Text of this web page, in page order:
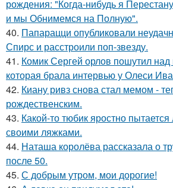
рождения: "Когда-нибудь я
и мы Обнимемся на Полную".
40. Папарацци опубликовали
Спирс и расстроили поп-звезду.
41. Комик Сергей орлов пошутил
которая брала интервью у Олеси
42. Киану ривз снова стал мемом -
рождественским.
43. Какой-то тюбик яростно пытается
своими ляжками.
44. Наташа королёва рассказала о
после 50.
45. С добрым утром, мои дорогие!